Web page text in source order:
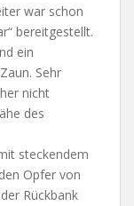
war schon
bereitgestellt.
ein
Sehr
nicht
des
steckendem
Opfer von
Rückbank